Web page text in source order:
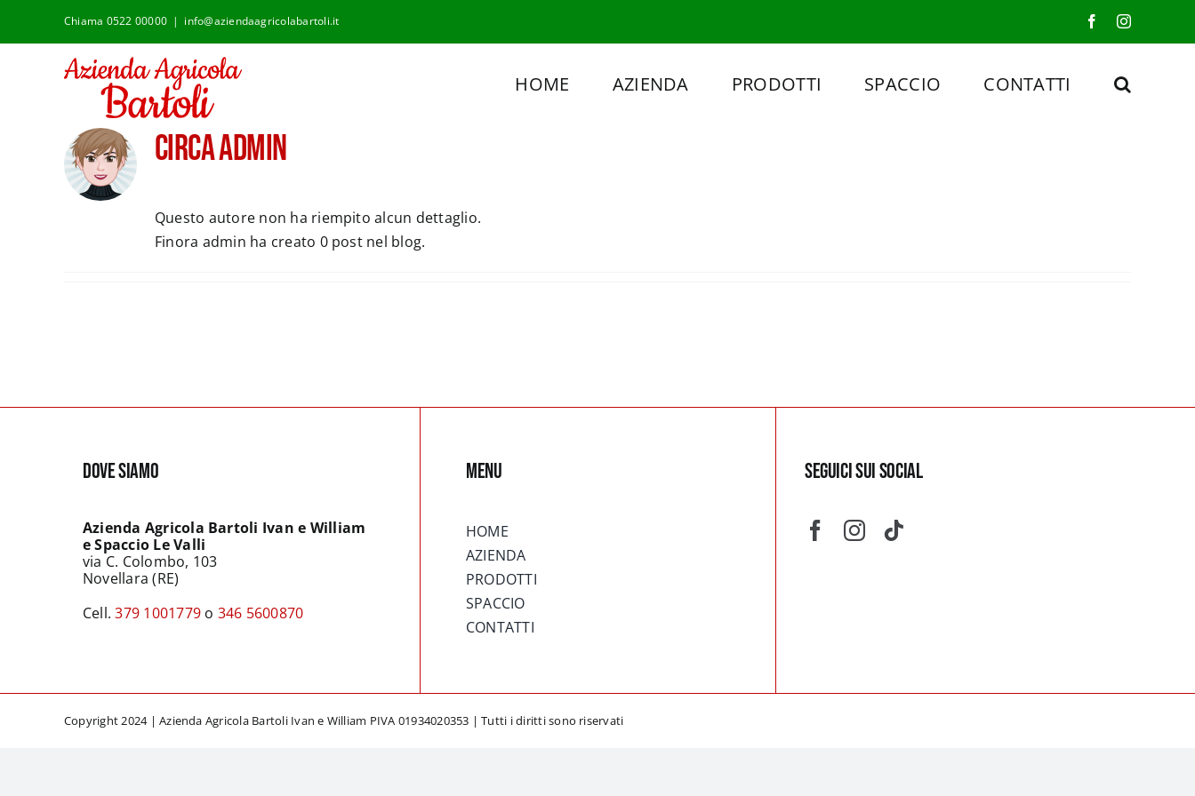
contenuto
Chiama 0522 00000 | info@aziendaagricolabartoli.it FacebookInstagram
HOME AZIENDA PRODOTTI SPACCIO CONTATTI
Circaadmin
Questo autore non ha riempito alcun dettaglio.
Finora admin ha creato 0 post nel blog.
DOVE SIAMO
Azienda Agricola Bartoli Ivan e William
e Spaccio Le Valli
via C. Colombo, 103
Novellara (RE)
Cell.379 1001779 o 346 5600870
MENU
HOME
AZIENDA
PRODOTTI
SPACCIO
CONTATTI
SEGUICI SUI SOCIAL
Copyright 2024 | Azienda Agricola Bartoli Ivan e William PIVA 01934020353 | Tutti i diritti sono riservati